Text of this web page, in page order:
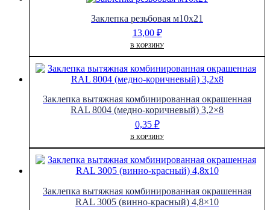
Заклепка резьбовая м10х21
13,00 ₽
В КОРЗИНУ
Заклепка вытяжная комбинированная окрашенная
RAL 8004 (медно-коричневый) 3,2×8
0,35 ₽
В КОРЗИНУ
Заклепка вытяжная комбинированная окрашенная
RAL 3005 (винно-красный) 4,8×10